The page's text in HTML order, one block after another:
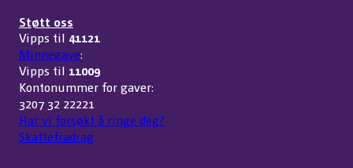
Støtt oss
Vipps til 41121
Minnegave:
Vipps til 11009
Kontonummer for gaver:
3207 32 22221
Har vi forsøkt å ringe deg?
Skattefradrag